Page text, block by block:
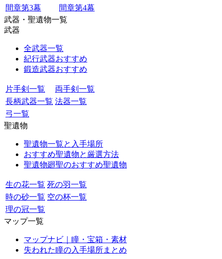
間章第3幕
間章第4幕
武器・聖遺物一覧
武器
全武器一覧
紀行武器おすすめ
鍛造武器おすすめ
片手剣一覧
両手剣一覧
長柄武器一覧 法器一覧
弓一覧
聖遺物
聖遺物一覧と入手場所
おすすめ聖遺物と厳選方法
聖遺物廻聖のおすすめ聖遺物
生の花一覧 死の羽一覧
時の砂一覧 空の杯一覧
理の冠一覧
マップ一覧
マップナビ｜瞳・宝箱・素材
失われた瞳の入手場所まとめ